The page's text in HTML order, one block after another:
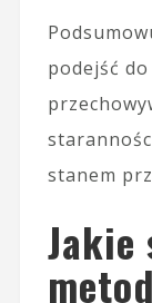
podejść
stanem
Jakie